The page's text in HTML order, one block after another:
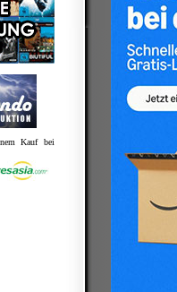
Kauf bei